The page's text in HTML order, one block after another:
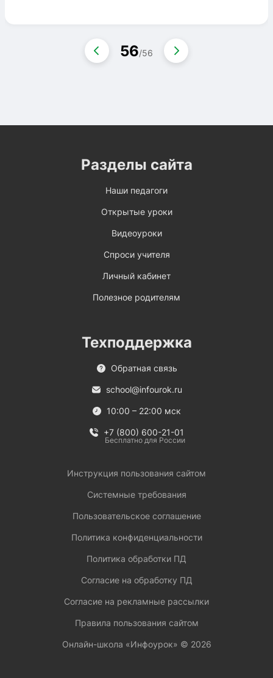
56/56
Разделы сайта
Наши педагоги
Открытые уроки
Видеоуроки
Спроси учителя
Личный кабинет
Полезное родителям
Техподдержка
Обратная связь
school@infourok.ru
10:00 – 22:00 мск
+7 (800) 600-21-01
Бесплатно для России
Инструкция пользования сайтом
Системные требования
Пользовательское соглашение
Политика конфиденциальности
Политика обработки ПД
Согласие на обработку ПД
Согласие на рекламные рассылки
Правила пользования сайтом
Онлайн-школа «Инфоурок» © 2026